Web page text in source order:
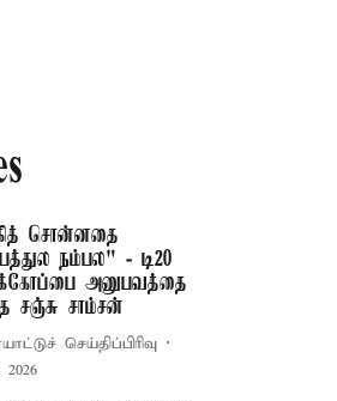
சொன்னதை
நம்பல" - டி20
அனுபவத்தை
சஞ்சு சாம்சன்
செய்திப்பிரிவு